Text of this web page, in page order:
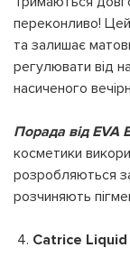
переконливо!
та залишає
регулювати від
насиченого
Порада від EVA
косметики
розробляються
розчиняють
4. Catrice